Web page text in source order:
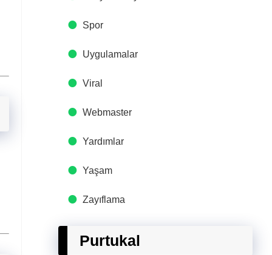
Spor
Uygulamalar
Viral
Webmaster
Yardımlar
Yaşam
Zayıflama
Purtukal